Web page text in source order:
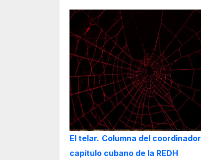
El telar. Columna del
capítulo cubano de la REDH